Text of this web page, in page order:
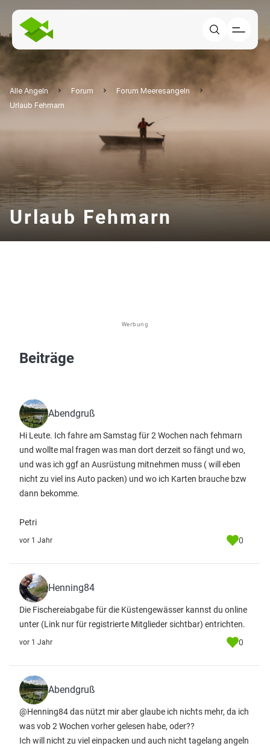
Alle Angeln Forum
Forum Meeresangeln
Urlaub Fehmarn
Urlaub Fehmarn
Werbung
Beiträge
Abendgruß
Hi Leute. Ich fahre am Samstag für 2 Wochen nach fehmarn
und wollte mal fragen was man dort derzeit so fängt und wo,
und was ich ggf an Ausrüstung mitnehmen muss ( will eben
nicht zu viel ins Auto packen) und wo ich Karten brauche bzw
dann bekomme.
Petri
vor 1 Jahr 0
Henning84
Die Fischereiabgabe für die Küstengewässer kannst du online
unter (Link nur für registrierte Mitglieder sichtbar) entrichten.
vor 1 Jahr 0
Abendgruß
@Henning84 das nützt mir aber glaube ich nichts mehr, da ich
was vob 2 Wochen vorher gelesen habe, oder??
Ich will nicht zu viel einpacken und auch nicht tagelang angeln